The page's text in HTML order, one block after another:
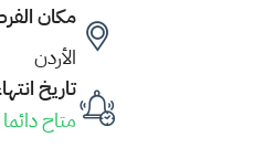
مكان
الأردن
تاريخ
متاح دائما